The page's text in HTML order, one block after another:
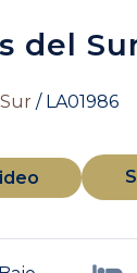
del
/ LA01986